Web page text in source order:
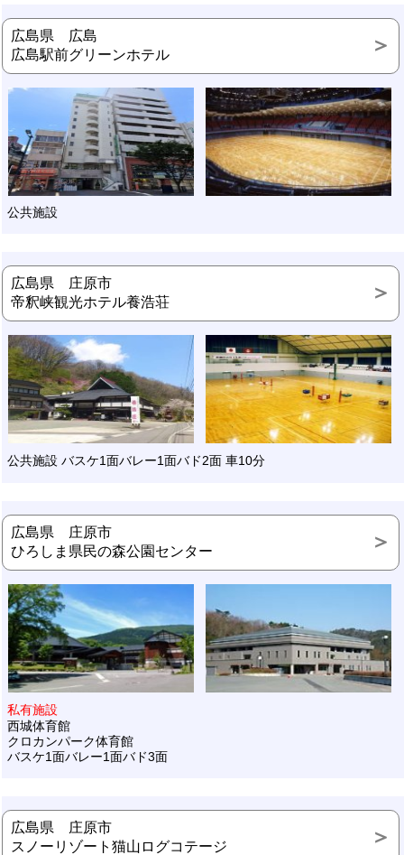
広島県 広島
広島駅前グリーンホテル
公共施設
広島県 庄原市
帝釈峡観光ホテル養浩荘
公共施設 バスケ1面バレー1面バド2面 車10分
広島県 庄原市
ひろしま県民の森公園センター
私有施設
西城体育館
クロカンパーク体育館
バスケ1面バレー1面バド3面
広島県 庄原市
スノーリゾート猫山ログコテージ